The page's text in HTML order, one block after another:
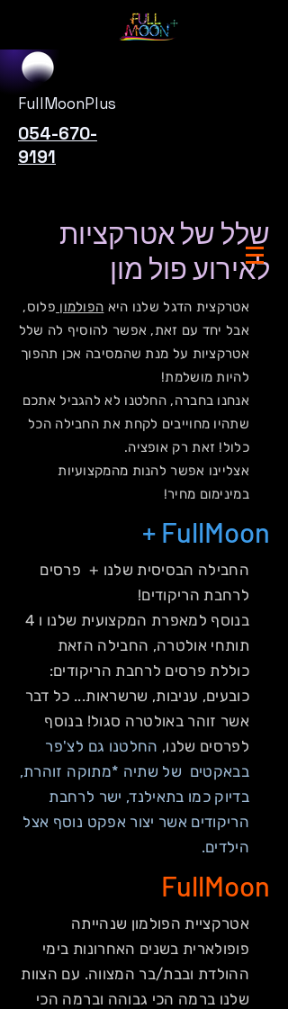
FullMoonPlus
054-670-
9191
שלל של אטרקציות
לאירוע פול מון
אטרקצית הדגל שלנו היא הפולמון פלוס,
אבל יחד עם זאת, אפשר להוסיף לה שלל
אטרקציות על מנת שהמסיבה אכן תהפוך
להיות מושלמת!
אנחנו בחברה, החלטנו לא להגביל אתכם
שתהיו מחוייבים לקחת את החבילה הכל
כלול! זאת רק אופציה.
אצליינו אפשר להנות מהמקצועיות
במינימום מחיר!
FullMoon +
החבילה הבסיסית שלנו + פרסים
לרחבת הריקודים!
בנוסף למאפרת המקצועית שלנו ו 4
תותחי אולטרה, החבילה הזאת
כוללת פרסים לרחבת הריקודים:
כובעים, עניבות, שרשראות... כל דבר
אשר זוהר באולטרה סגול! בנוסף
לפרסים שלנו, החלטנו גם לצ'פר
בבאקטים של שתיה *מתוקה זוהרת,
בדיוק כמו בתאילנד, ישר לרחבת
הריקודים אשר יצור אפקט נוסף אצל
הילדים.
FullMoon
אטרקציית הפולמון שנהייתה
פופולארית בשנים האחרונות בימי
ההולדת ובבת/בר המצווה. עם הצוות
שלנו ברמה הכי גבוהה וברמה הכי